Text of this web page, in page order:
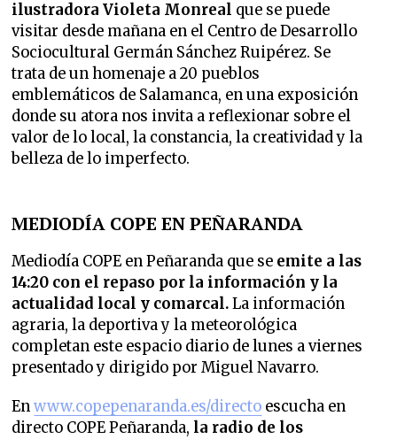
ilustradora Violeta Monreal que se puede
visitar desde mañana en el Centro de Desarrollo
Sociocultural Germán Sánchez Ruipérez. Se
trata de un homenaje a 20 pueblos
emblemáticos de Salamanca, en una exposición
donde su atora nos invita a reflexionar sobre el
valor de lo local, la constancia, la creatividad y la
belleza de lo imperfecto.
MEDIODÍA COPE EN PEÑARANDA
Mediodía COPE en Peñaranda que se emite a las
14:20 con el repaso por la información y la
actualidad local y comarcal.La información
agraria, la deportiva y la meteorológica
completan este espacio diario de lunes a viernes
presentado y dirigido por Miguel Navarro.
Enwww.copepenaranda.es/directo escucha en
directo COPE Peñaranda, la radio de los